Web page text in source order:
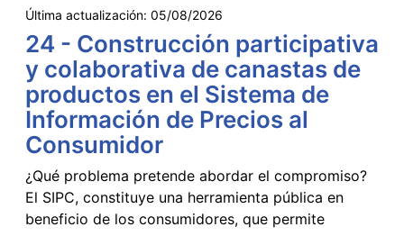
Última actualización: 05/08/2026
24 - Construcción participativa
y colaborativa de canastas de
productos en el Sistema de
Información de Precios al
Consumidor
¿Qué problema pretende abordar el compromiso?
El SIPC, constituye una herramienta pública en
beneficio de los consumidores, que permite